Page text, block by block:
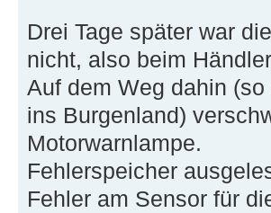
Drei Tage später war
nicht, also beim
Auf dem Weg dahin
ins Burgenland)
Motorwarnlampe.
Fehlerspeicher
Fehler am Sensor für